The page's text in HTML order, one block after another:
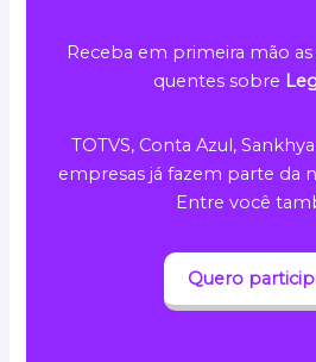
Receba em primeira mão
quentes sobre
TOTVS, Conta Azul,
empresas já fazem parte da
Entre você
Quero